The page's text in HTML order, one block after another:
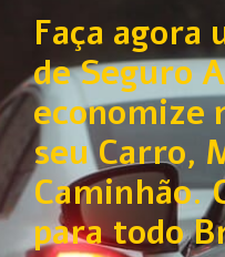
Faça agora
de Seguro
economize
seu Carro,
Caminhão.
para todo